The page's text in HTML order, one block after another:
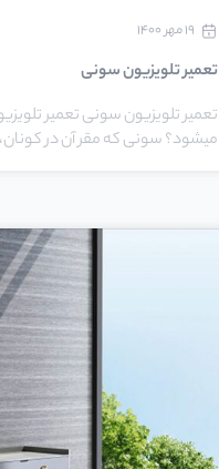
۱۹ مهر ۱۴۰۰
تعمیر تلویزیون سونی
تعمیر تلویزیون سونی تعمیر
میشود؟ سونی که مقر آن در کونان،